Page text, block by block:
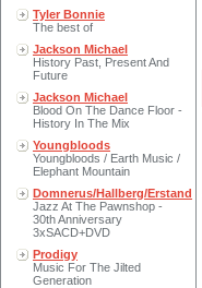
Tyler Bonnie
The best of
Jackson Michael
History Past, Present And
Future
Jackson Michael
Blood On The Dance Floor -
History In The Mix
Youngbloods
Youngbloods / Earth Music /
Elephant Mountain
Domnerus/Hallberg/Erstand
Jazz At The Pawnshop -
30th Anniversary
3xSACD+DVD
Prodigy
Music For The Jilted
Generation